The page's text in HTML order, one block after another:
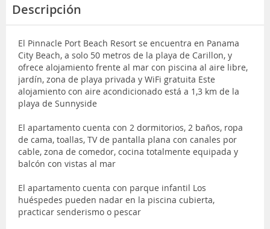
Descripción
El Pinnacle Port Beach Resort se encuentra en Panama
City Beach, a solo 50 metros de la playa de Carillon, y
ofrece alojamiento frente al mar con piscina al aire libre,
jardín, zona de playa privada y WiFi gratuita Este
alojamiento con aire acondicionado está a 1,3 km de la
playa de Sunnyside
El apartamento cuenta con 2 dormitorios, 2 baños, ropa
de cama, toallas, TV de pantalla plana con canales por
cable, zona de comedor, cocina totalmente equipada y
balcón con vistas al mar
El apartamento cuenta con parque infantil Los
huéspedes pueden nadar en la piscina cubierta,
practicar senderismo o pescar